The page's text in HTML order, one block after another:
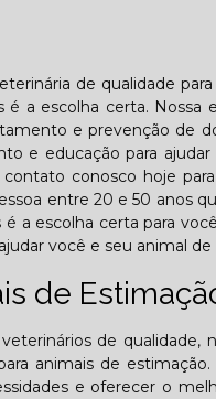
de qualidade
a escolha certa.
e prevenção de
e educação para
conosco hoje
entre 20 e 50 anos
a escolha certa para
você e seu animal
de
de
animais de
e oferecer o